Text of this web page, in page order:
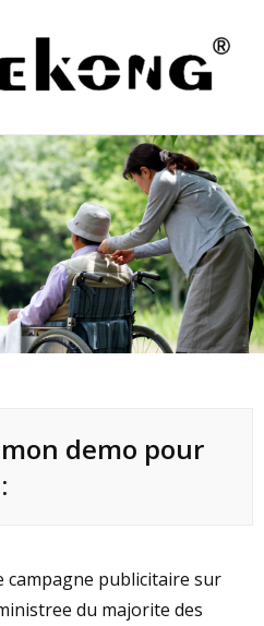
demo pour
campagne publicitaire sur
du majorite des